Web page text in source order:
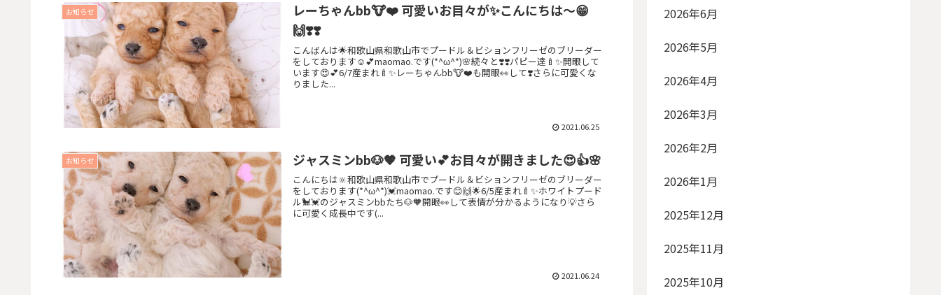
お知らせ
レーちゃんbb🐮❤️ 可愛いお目々が✨こんにちは〜😁
🙌❣️❣️
こんばんは🌟和歌山県和歌山市でプードル＆ビションフリーゼのブリーダー
をしております☺️💕maomao.です(*^ω^*)🌸続々と❣️❣️パピー達🍼✨開眼して
います😍💕6/7産まれ🍼✨レーちゃんbb🐮❤️も開眼👀して❣️さらに可愛くな
りました...
2021.06.25
お知らせ ジャスミンbb🐶🧡 可愛い💕お目々が開きました😍👍🌸
こんにちは🔆和歌山県和歌山市でプードル＆ビションフリーゼのブリーダー
をしております(*^ω^*)💓maomao.です😊🙌🌟6/5産まれ🍼✨ホワイトプード
ル🐩💓のジャスミンbbたち🐶🧡開眼👀して表情が分かるようになり💡さら
に可愛く成長中です(...
2021.06.24
2026年6月
2026年5月
2026年4月
2026年3月
2026年2月
2026年1月
2025年12月
2025年11月
2025年10月